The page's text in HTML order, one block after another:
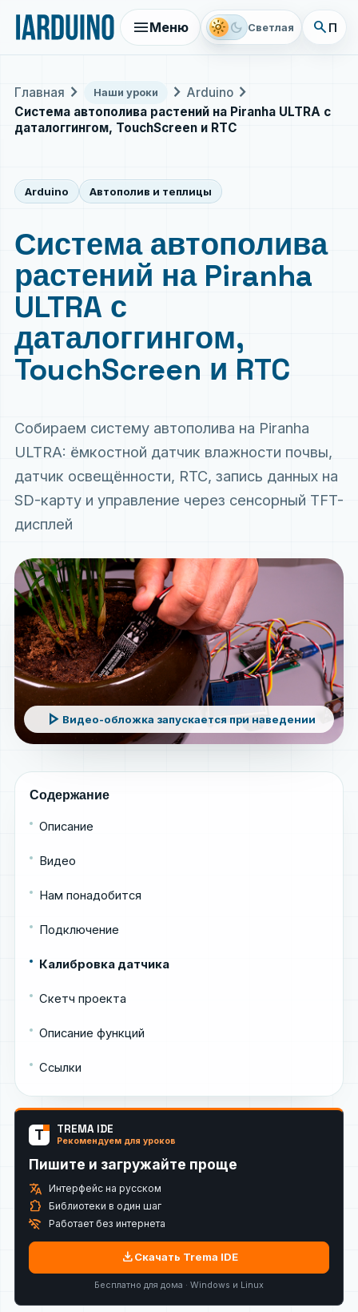
menuМеню light_mode dark_mode Светлая search
Главная chevron_right Наши уроки chevron_right Arduino chevron_right
Система автополива растений на Piranha ULTRA с
даталоггингом, TouchScreen и RTC
Arduino Автополив и теплицы
Система автополива
растений на Piranha
ULTRA с
даталоггингом,
TouchScreen и RTC
Собираем систему автополива на Piranha
ULTRA: ёмкостной датчик влажности почвы,
датчик освещённости, RTC, запись данных на
SD-карту и управление через сенсорный TFT-
дисплей
play_arrow Видео-обложка запускается при наведении
Содержание
Описание
Видео
Нам понадобится
Подключение
Калибровка датчика
Скетч проекта
Описание функций
Ссылки
T TREMA IDE
Рекомендуем для уроков
Пишите и загружайте проще
translate Интерфейс на русском
extension Библиотеки в один шаг
wifi_off Работает без интернета
downloadСкачать Trema IDE
Бесплатно для дома · Windows и Linux